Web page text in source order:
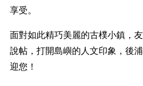
享受。
面對如此精巧美麗的古樸小鎮，
說帖，打開島嶼的人文印象，後
迎您！